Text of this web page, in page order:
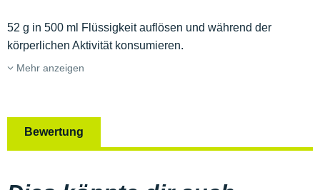
52 g in 500 ml Flüssigkeit auflösen und während der
körperlichen Aktivität konsumieren.
Mehr anzeigen
Bewertung